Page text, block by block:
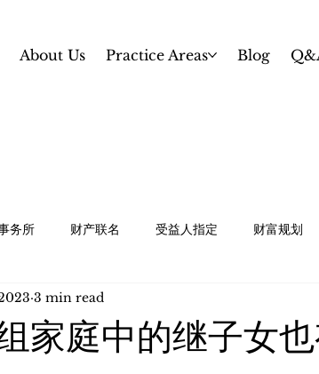
About Us Practice Areas Blog
务所 财产联名 受益人指定 财富规划
划 白卡 / 特殊需求信托
家庭中的继子女
3 min read